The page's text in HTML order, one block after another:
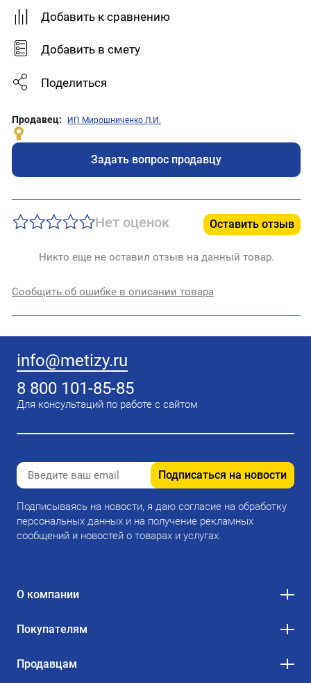
Добавить к сравнению
Добавить в смету
Поделиться
Продавец: ИП Мирошниченко Л.И.
Задать вопрос продавцу
Нет оценок Оставить отзыв
Никто еще не оставил отзыв на данный товар.
Сообщить об ошибке в описании товара
info@metizy.ru
8 800 101-85-85
Для консультаций по работе с сайтом
Подписаться на новости
Подписываясь на новости, я даю согласие на обработку
персональных данных и на получение рекламных
сообщений и новостей о товарах и услугах.
О компании
Покупателям
Продавцам